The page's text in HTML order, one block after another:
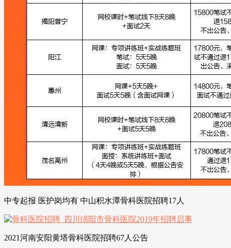
中专起报 医护岗均有 中山积水潭骨科医院招聘17人
2021河南安阳黄塔骨科医院招聘67人公告